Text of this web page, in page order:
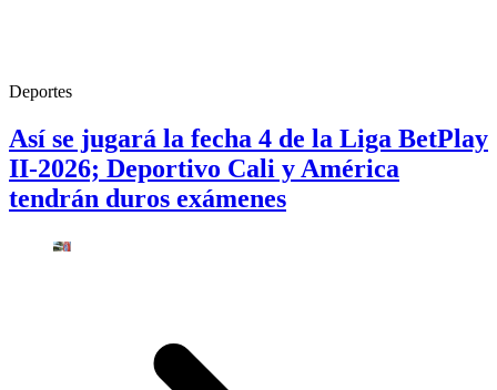
Deportes
Así se jugará la fecha 4 de la Liga BetPlay
II-2026; Deportivo Cali y América
tendrán duros exámenes